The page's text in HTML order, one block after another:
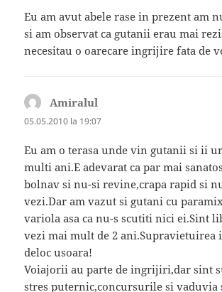
Eu am avut abele rase in prezent am
si am observat ca gutanii erau mai
necesitau o oarecare ingrijire fata de
Amiralul
05.05.2010 la 19:07
Eu am o terasa unde vin gutanii si ii
multi ani.E adevarat ca par mai
bolnav si nu-si revine,crapa rapid si
vezi.Dar am vazut si gutani cu
variola asa ca nu-s scutiti nici ei.Sint
vezi mai mult de 2 ani.Supravietuirea
deloc usoara!
Voiajorii au parte de ingrijiri,dar sint
stres puternic,concursurile si vaduvia